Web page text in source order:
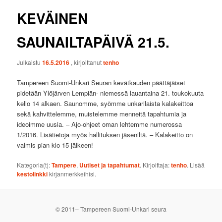
KEVÄINEN
SAUNAILTAPÄIVÄ 21.5.
Julkaistu16.5.2016 , kirjoittanuttenho
Tampereen Suomi-Unkari Seuran kevätkauden päättäjäiset
pidetään Ylöjärven Lempiän- niemessä lauantaina 21. toukokuuta
kello 14 alkaen. Saunomme, syömme unkarilaista kalakeittoa
sekä kahvittelemme, muistelemme menneitä tapahtumia ja
ideoimme uusia. – Ajo-ohjeet oman lehtemme numerossa
1/2016. Lisätietoja myös hallituksen jäseniltä. – Kalakeitto on
valmis pian klo 15 jälkeen!
Kategoria(t):Tampere, Uutiset ja tapahtumat. Kirjoittaja:tenho. Lisää
kestolinkkikirjanmerkkeihisi.
© 2011– Tampereen Suomi-Unkari seura